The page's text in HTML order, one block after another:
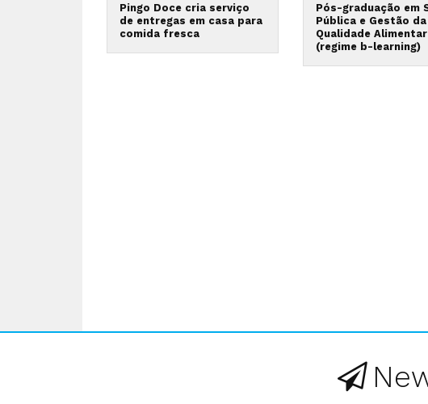
Pingo Doce cria serviço
de entregas em casa para
comida fresca
Pós-graduação em
Pública e Gestão da
Qualidade Alimentar
(regime b-learning)